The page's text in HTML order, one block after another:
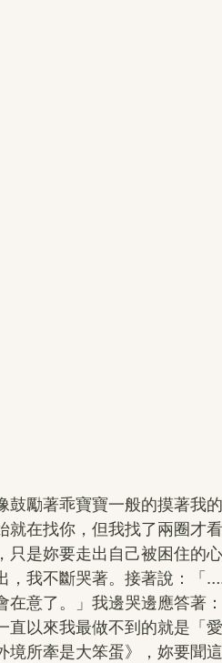
鼓勵著乖寶寶一般的摸著我
就在找你，但我找了兩圈才
是妳要走出自己被困住的
，我不斷哭著。接著說：「
在意了。」我邊哭邊應答著
直以來我最做不到的就是「
境所牽是大笨蛋》，妳要聞